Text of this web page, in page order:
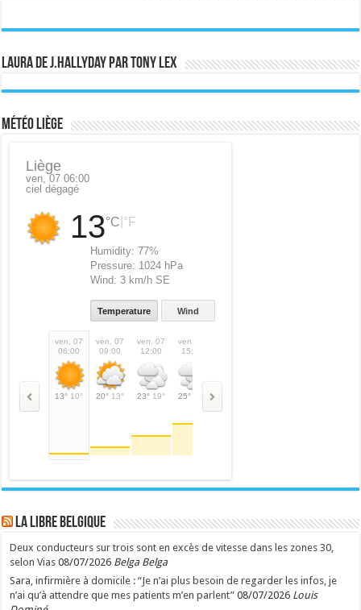
Laura de J.Hallyday par Tony Lex
Météo Liège
Liège
ven, 07 06:00
ciel dégagé
13°C °F
Humidity:77%
Pressure: 1024 hPa
Wind:3 km/h SE
Temperature Wind
ven, 07
06:00
13° 10°
ven, 07
09:00
20° 13°
ven, 07
12:00
23° 19°
ven, 07
15:00
25°
LA Libre Belgique
Deux conducteurs sur trois sont en excès de vitesse dans les zones 30,
selon Vias 08/07/2026 Belga Belga
Sara, infirmière à domicile : “Je n’ai plus besoin de regarder les infos, je
n’ai qu’à attendre que mes patients m’en parlent” 08/07/2026 Louis